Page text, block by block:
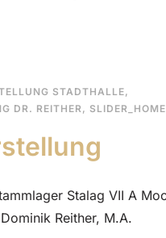
STADTHALLE,
DR. REITHER , SLIDER_HOME